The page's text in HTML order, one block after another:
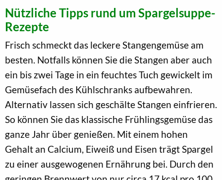
Nützliche Tipps rund um Spargelsuppe-
Rezepte
Frisch schmeckt das leckere Stangengemüse am
besten. Notfalls können Sie die Stangen aber auch
ein bis zwei Tage in ein feuchtes Tuch gewickelt im
Gemüsefach des Kühlschranks aufbewahren.
Alternativ lassen sich geschälte Stangen einfrieren.
So können Sie das klassische Frühlingsgemüse das
ganze Jahr über genießen. Mit einem hohen
Gehalt an Calcium, Eiweiß und Eisen trägt Spargel
zu einer ausgewogenen Ernährung bei. Durch den